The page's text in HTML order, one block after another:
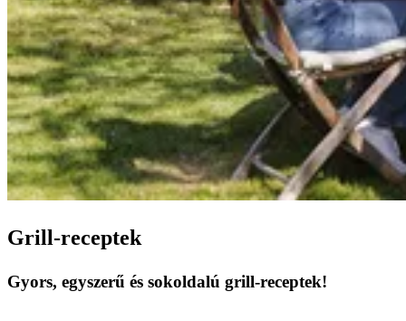
Grill-receptek
Gyors, egyszerű és sokoldalú grill-receptek!